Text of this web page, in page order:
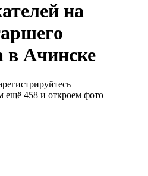
на
в Ачинске
ещё 458 и откроем фото